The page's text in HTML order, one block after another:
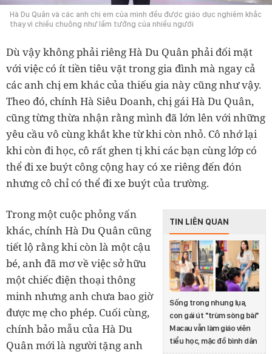
Hà Du Quân và các anh chị em của mình đều được giáo dục nghiêm khắc
thay vì chiều chuộng như lầm tưởng của nhiều người
Dù vậy không phải riêng Hà Du Quân phải đối mặt
với việc có ít tiền tiêu vặt trong gia đình mà ngay cả
các anh chị em khác của thiếu gia này cũng như vậy.
Theo đó, chính Hà Siêu Doanh, chị gái Hà Du Quân,
cũng từng thừa nhận rằng mình đã lớn lên với những
yêu cầu vô cùng khắt khe từ khi còn nhỏ. Cô nhớ lại
khi còn đi học, cô rất ghen tị khi các bạn cùng lớp có
thể đi xe buýt công cộng hay có xe riêng đến đón
nhưng cô chỉ có thể đi xe buýt của trường.
TIN LIÊN QUAN
Sống trong nhung lụa,
con gái út ''trùm sòng bài"
Macau vẫn làm giáo viên
tiểu học, mặc đồ bình dân
Trong một cuộc phỏng vấn
khác, chính Hà Du Quân cũng
tiết lộ rằng khi còn là một cậu
bé, anh đã mơ về việc sở hữu
một chiếc điện thoại thông
minh nhưng anh chưa bao giờ
được mẹ cho phép. Cuối cùng,
chính bảo mẫu của Hà Du
Quân mới là người tặng anh